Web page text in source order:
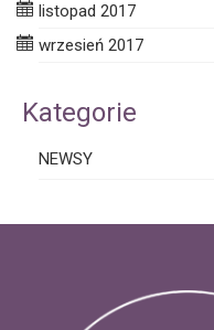
listopad 2017
wrzesień 2017
Kategorie
NEWSY